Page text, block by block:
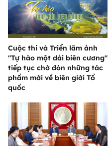
Cuộc thi và Triển lãm ảnh
"Tự hào một dải biên cương"
tiếp tục chờ đón những tác
phẩm mới về biên giới Tổ
quốc